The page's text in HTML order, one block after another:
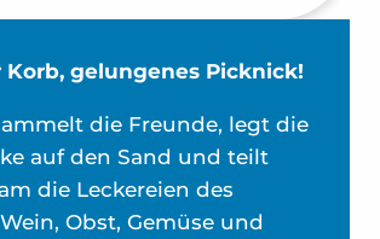
gelungenes Picknick!
die Freunde, legt die
auf den Sand und teilt
die Leckereien des
Obst, Gemüse und